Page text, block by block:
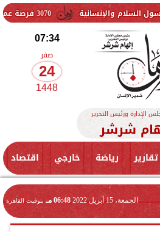
3070 فرصة عمل جديدة بالقطاع الخاص.. وظائف برواتب تصل إلى 9500 جنيه
07:34
صفر
24
1448
الإدارة ورئيس التحرير
شرشر
تقارير رياضة خارجي اقتصاد
الجمعة، 15 أبريل 2022 06:48 مـ بتوقيت القاهرة